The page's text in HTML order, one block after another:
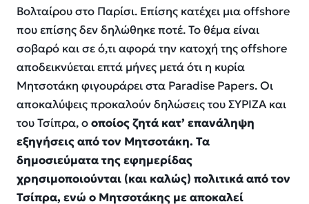
Βολταίρου στο Παρίσι. Επίσης κατέχει μια offshore
που επίσης δεν δηλώθηκε ποτέ. Το θέμα είναι
σοβαρό και σε ό,τι αφορά την κατοχή της offshore
αποδεικνύεται επτά μήνες μετά ότι η κυρία
Μητσοτάκη φιγουράρει στα Paradise Papers. Οι
αποκαλύψεις προκαλούν δηλώσεις του ΣΥΡΙΖΑ και
του Τσίπρα, οοποίος ζητά κατ’ επανάληψη
εξηγήσεις από τον Μητσοτάκη. Τα
δημοσιεύματα της εφημερίδας
χρησιμοποιούνται (και καλώς) πολιτικά από τον
Τσίπρα, ενώ ο Μητσοτάκης με αποκαλεί